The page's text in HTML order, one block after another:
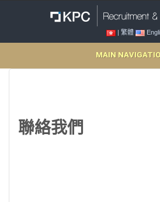
| 繁體
MAIN
聯絡我們